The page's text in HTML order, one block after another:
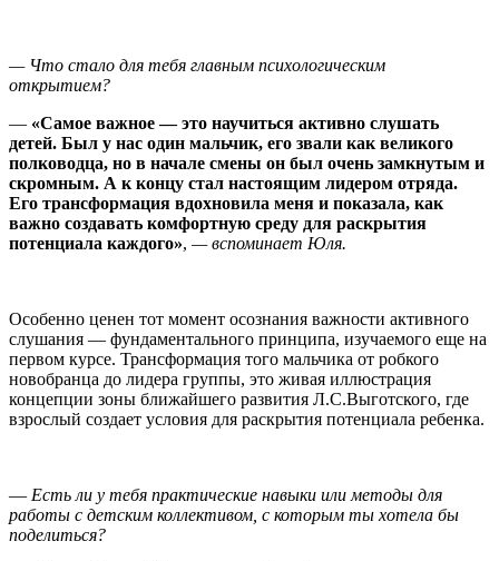
— Что стало для тебя главным психологическим
открытием?
— «Самое важное — это научиться активно слушать
детей. Был у нас один мальчик, его звали как великого
полководца, но в начале смены он был очень замкнутым и
скромным. А к концу стал настоящим лидером отряда.
Его трансформация вдохновила меня и показала, как
важно создавать комфортную среду для раскрытия
потенциала каждого», — вспоминает Юля.
Особенно ценен тот момент осознания важности активного
слушания — фундаментального принципа, изучаемого еще на
первом курсе. Трансформация того мальчика от робкого
новобранца до лидера группы, это живая иллюстрация
концепции зоны ближайшего развития Л.С.Выготского, где
взрослый создает условия для раскрытия потенциала ребенка.
— Есть ли у тебя практические навыки или методы для
работы с детским коллективом, с которым ты хотела бы
поделиться?